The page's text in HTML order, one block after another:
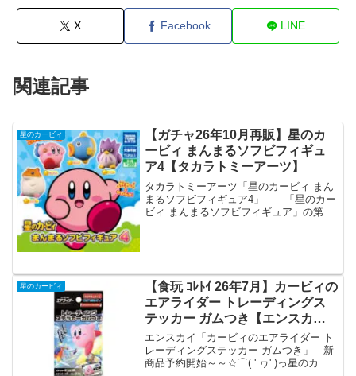
X Facebook LINE
関連記事
星のカービィ
【ガチャ26年10月再販】星のカ
ービィ まんまるソフビフィギュ
ア4【タカラトミーアーツ】
タカラトミーアーツ「星のカービィ まん
まるソフビフィギュア4」 「星のカー
ビィ まんまるソフビフィギュア」の第4
星のカービィ
【食玩 ｺﾚﾄｲ 26年7月】カービィの
エアライダー トレーディングス
テッカー ガムつき【エンスカ
イ】
エンスカイ「カービィのエアライダー ト
レーディングステッカー ガムつき」 新
商品予約開始～～☆⌒( ' ヮ' )っ星のカー